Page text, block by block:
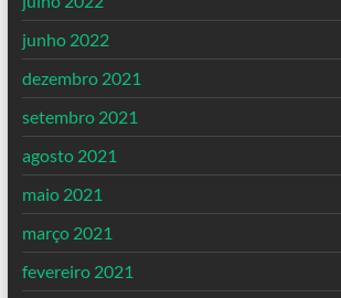
junho 2022
dezembro 2021
setembro 2021
agosto 2021
maio 2021
março 2021
fevereiro 2021